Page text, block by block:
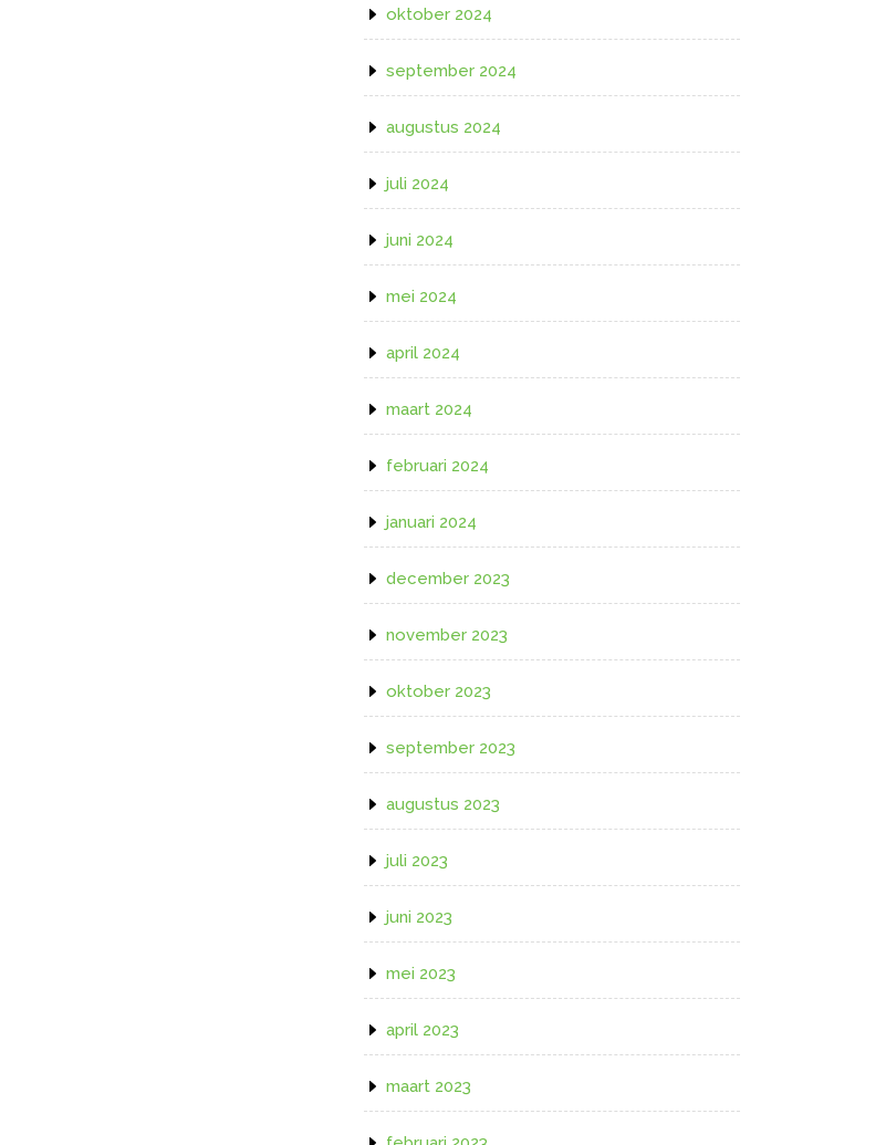
oktober 2024
september 2024
augustus 2024
juli 2024
juni 2024
mei 2024
april 2024
maart 2024
februari 2024
januari 2024
december 2023
november 2023
oktober 2023
september 2023
augustus 2023
juli 2023
juni 2023
mei 2023
april 2023
maart 2023